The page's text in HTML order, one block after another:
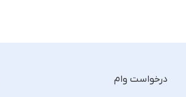
درخواست وام